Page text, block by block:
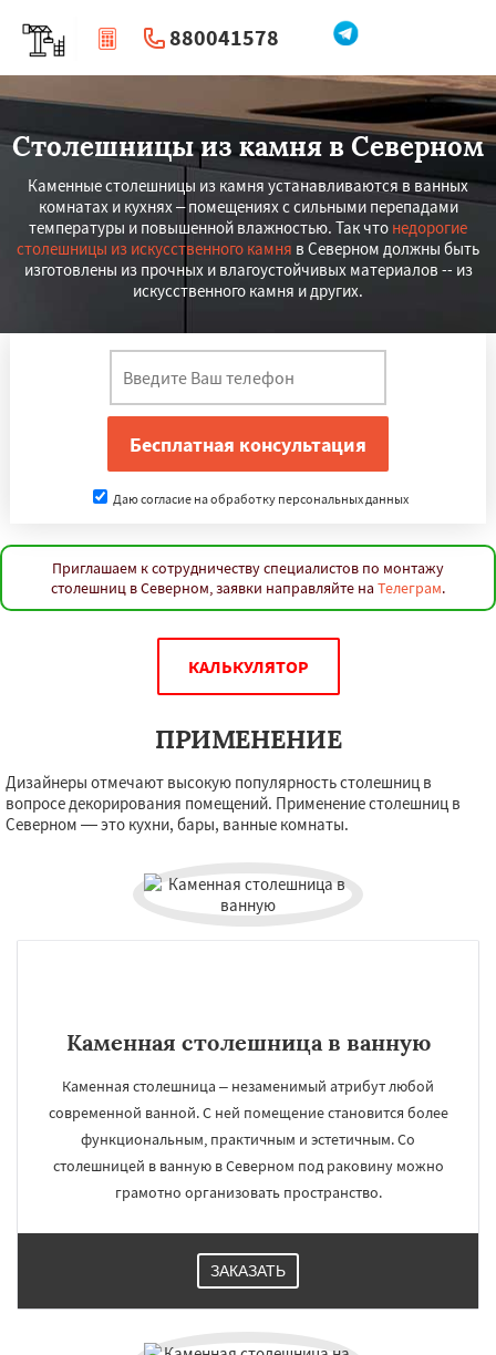
880041578
| Перезвоните мне
Столешницы из камня в Северном
Каменные столешницы из камня устанавливаются в ванных
комнатах и кухнях – помещениях с сильными перепадами
температуры и повышенной влажностью. Так что недорогие
столешницы из искусственного камня в Северном должны быть
изготовлены из прочных и влагоустойчивых материалов -- из
искусственного камня и других.
Даю согласие на обработку персональных данных
Приглашаем к сотрудничеству специалистов по монтажу
столешниц в Северном, заявки направляйте на Телеграм.
КАЛЬКУЛЯТОР
ПРИМЕНЕНИЕ
Дизайнеры отмечают высокую популярность столешниц в
вопросе декорирования помещений. Применение столешниц в
Северном — это кухни, бары, ванные комнаты.
Каменная столешница в ванную
Каменная столешница – незаменимый атрибут любой
современной ванной. С ней помещение становится более
функциональным, практичным и эстетичным. Со
столешницей в ванную в Северном под раковину можно
грамотно организовать пространство.
ЗАКАЗАТЬ